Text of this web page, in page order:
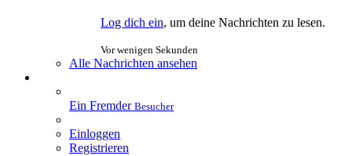
Log dich ein, um deine Nachrichten zu lesen.
Vor wenigen Sekunden
Alle Nachrichten ansehen
Ein Fremder Besucher
Einloggen
Registrieren